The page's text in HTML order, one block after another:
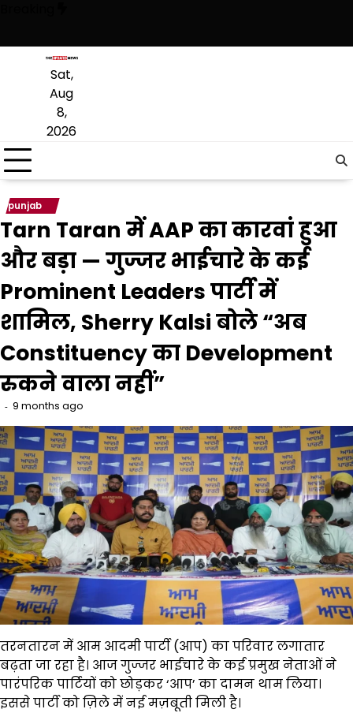
content
Sat,
Aug
8,
2026
punjab
Tarn Taran में AAP का कारवां हुआ
और बड़ा — गुज्जर भाईचारे के कई
Prominent Leaders पार्टी में
शामिल, Sherry Kalsi बोले “अब
Constituency का Development
रुकने वाला नहीं”
9 months ago
तरनतारन में आम आदमी पार्टी (आप) का परिवार लगातार
बढ़ता जा रहा है। आज गुज्जर भाईचारे के कई प्रमुख नेताओं ने
पारंपरिक पार्टियों को छोड़कर ‘आप’ का दामन थाम लिया।
इससे पार्टी को ज़िले में नई मज़बूती मिली है।